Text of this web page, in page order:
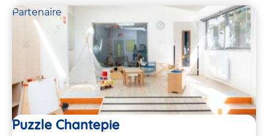
Partenaire
Puzzle Chantepie